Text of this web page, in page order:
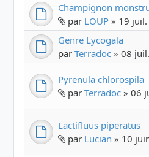
Champignon
par LOUP » 19
Genre Lycogala
par Terradoc » 08
Pyrenula chlorospila
par Terradoc » 06
Lactifluus piperatus
par Lucian » 10